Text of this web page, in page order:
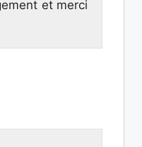
et merci